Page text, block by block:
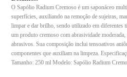
O Sapólio Radium Cremoso é um saponáceo
superfícies, auxiliando na remoção de sujeiras,
limpar e dar brilho, sendo utilizado em diferentes
um produto cremoso com abrasividade
abrasivos. Sua composição inclui tensoativos
componentes que auxiliam na limpeza.
Tamanho: 250 ml Modelo: Sapólio Radium